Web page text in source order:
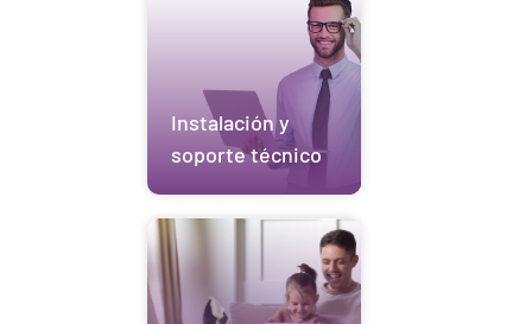
Instalación y
soporte técnico